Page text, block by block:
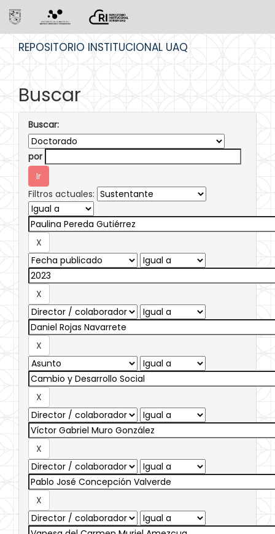
REPOSITORIO INSTITUCIONAL UAQ
Buscar
Buscar:
por
Filtros actuales: